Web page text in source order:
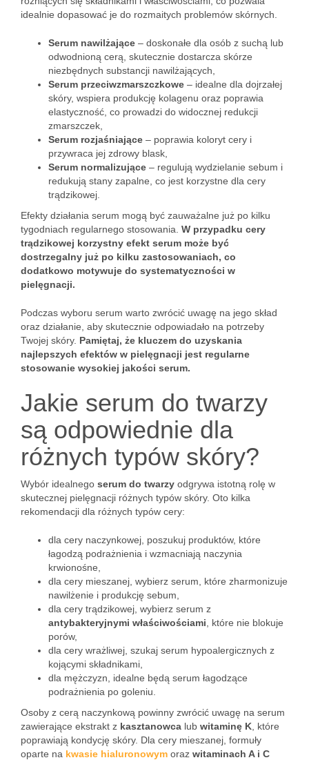
idealnie dopasować je do rozmaitych problemów skórnych.
Serum nawilżające – doskonałe dla osób z suchą lub
odwodnioną cerą, skutecznie dostarcza skórze
niezbędnych substancji nawilżających,
Serum przeciwzmarszczkowe – idealne dla dojrzałej
skóry, wspiera produkcję kolagenu oraz poprawia
elastyczność, co prowadzi do widocznej redukcji
zmarszczek,
Serum rozjaśniające – poprawia koloryt cery i
przywraca jej zdrowy blask,
Serum normalizujące – regulują wydzielanie sebum i
redukują stany zapalne, co jest korzystne dla cery
trądzikowej.
Efekty działania serum mogą być zauważalne już po kilku
tygodniach regularnego stosowania. W przypadku cery
trądzikowej korzystny efekt serum może być
dostrzegalny już po kilku zastosowaniach, co
dodatkowo motywuje do systematyczności w
pielęgnacji.
Podczas wyboru serum warto zwrócić uwagę na jego skład
oraz działanie, aby skutecznie odpowiadało na potrzeby
Twojej skóry. Pamiętaj, że kluczem do uzyskania
najlepszych efektów w pielęgnacji jest regularne
stosowanie wysokiej jakości serum.
Jakie serum do twarzy
są odpowiednie dla
różnych typów skóry?
Wybór idealnego serum do twarzy odgrywa istotną rolę w
skutecznej pielęgnacji różnych typów skóry. Oto kilka
rekomendacji dla różnych typów cery:
dla cery naczynkowej, poszukuj produktów, które
łagodzą podrażnienia i wzmacniają naczynia
krwionośne,
dla cery mieszanej, wybierz serum, które zharmonizuje
nawilżenie i produkcję sebum,
dla cery trądzikowej, wybierz serum z
antybakteryjnymi właściwościami , które nie blokuje
porów,
dla cery wrażliwej, szukaj serum hypoalergicznych z
kojącymi składnikami,
dla mężczyzn, idealne będą serum łagodzące
podrażnienia po goleniu.
Osoby z cerą naczynkową powinny zwrócić uwagę na serum
zawierające ekstrakt z kasztanowca lub witaminę K , które
poprawiają kondycję skóry. Dla cery mieszanej, formuły
oparte na kwasie hialuronowym oraz witaminach A i C